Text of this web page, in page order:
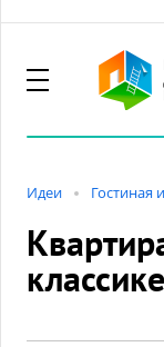
Идеи Гостиная